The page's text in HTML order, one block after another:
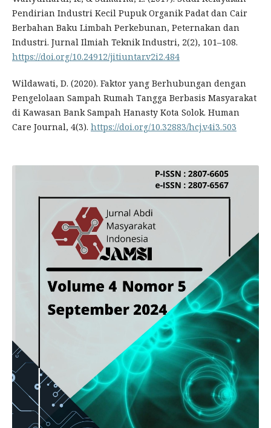
Pendirian Industri Kecil Pupuk Organik Padat dan Cair
Berbahan Baku Limbah Perkebunan, Peternakan dan
Industri. Jurnal Ilmiah Teknik Industri, 2(2), 101–108.
https://doi.org/10.24912/jitiuntar.v2i2.484
Wildawati, D. (2020). Faktor yang Berhubungan dengan
Pengelolaan Sampah Rumah Tangga Berbasis Masyarakat
di Kawasan Bank Sampah Hanasty Kota Solok. Human
Care Journal, 4(3). https://doi.org/10.32883/hcj.v4i3.503